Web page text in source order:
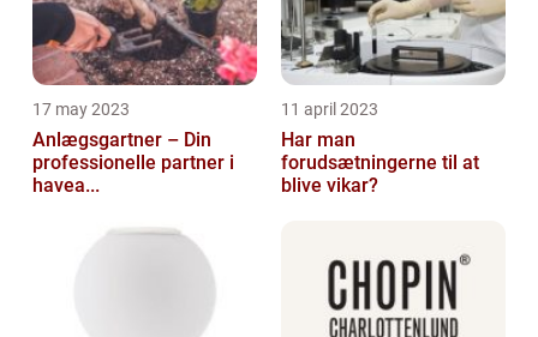
17 may 2023
Anlægsgartner – Din
professionelle partner i
havea...
11 april 2023
Har man
forudsætningerne til at
blive vikar?